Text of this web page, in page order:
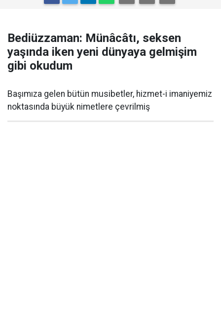
Bediüzzaman: Münâcâtı, seksen
yaşında iken yeni dünyaya gelmişim
gibi okudum
Başımıza gelen bütün musibetler, hizmet-i imaniyemiz
noktasında büyük nimetlere çevrilmiş